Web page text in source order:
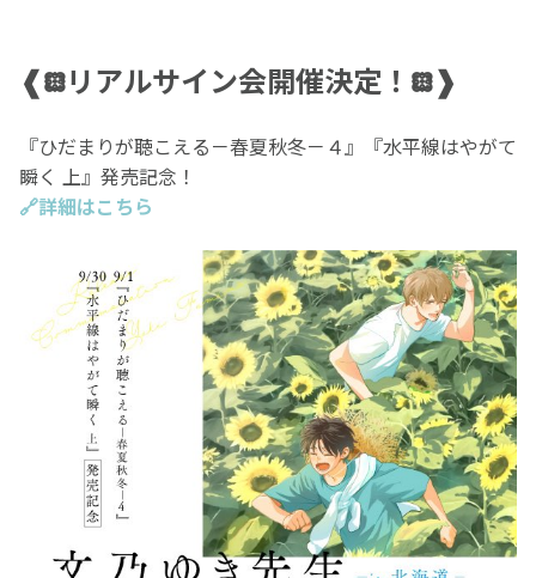
❰𖡗リアルサイン会開催決定！𖡗❱
『ひだまりが聴こえる－春夏秋冬－４』『水平線はやがて
瞬く 上』発売記念！
🔗詳細はこちら